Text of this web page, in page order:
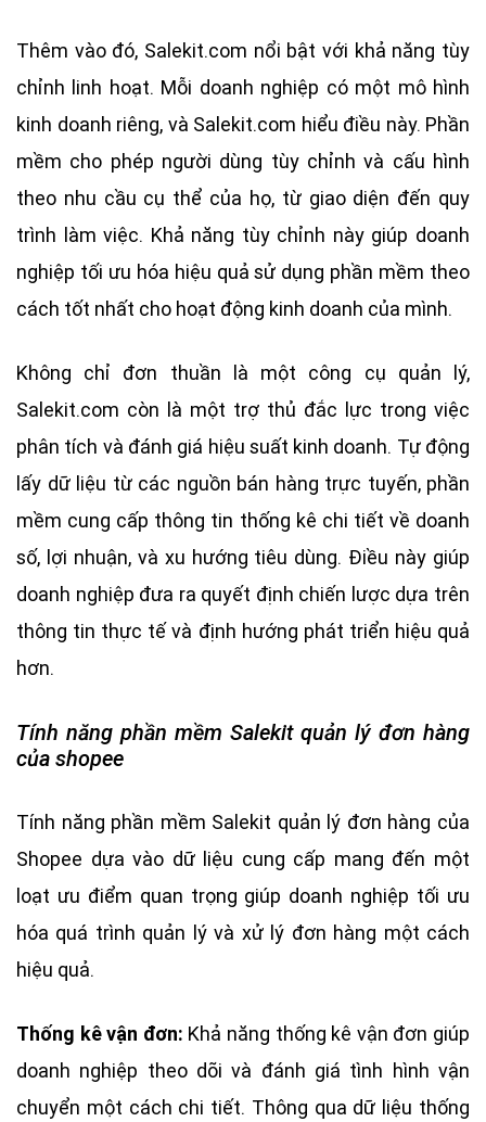
Thêm vào đó, Salekit.com nổi bật với khả năng tùy
chỉnh linh hoạt. Mỗi doanh nghiệp có một mô hình
kinh doanh riêng, và Salekit.com hiểu điều này. Phần
mềm cho phép người dùng tùy chỉnh và cấu hình
theo nhu cầu cụ thể của họ, từ giao diện đến quy
trình làm việc. Khả năng tùy chỉnh này giúp doanh
nghiệp tối ưu hóa hiệu quả sử dụng phần mềm theo
cách tốt nhất cho hoạt động kinh doanh của mình.
Không chỉ đơn thuần là một công cụ quản lý,
Salekit.com còn là một trợ thủ đắc lực trong việc
phân tích và đánh giá hiệu suất kinh doanh. Tự động
lấy dữ liệu từ các nguồn bán hàng trực tuyến, phần
mềm cung cấp thông tin thống kê chi tiết về doanh
số, lợi nhuận, và xu hướng tiêu dùng. Điều này giúp
doanh nghiệp đưa ra quyết định chiến lược dựa trên
thông tin thực tế và định hướng phát triển hiệu quả
hơn.
Tính năng phần mềm Salekit quản lý đơn hàng
của shopee
Tính năng phần mềm Salekit quản lý đơn hàng của
Shopee dựa vào dữ liệu cung cấp mang đến một
loạt ưu điểm quan trọng giúp doanh nghiệp tối ưu
hóa quá trình quản lý và xử lý đơn hàng một cách
hiệu quả.
Thống kê vận đơn: Khả năng thống kê vận đơn giúp
doanh nghiệp theo dõi và đánh giá tình hình vận
chuyển một cách chi tiết. Thông qua dữ liệu thống